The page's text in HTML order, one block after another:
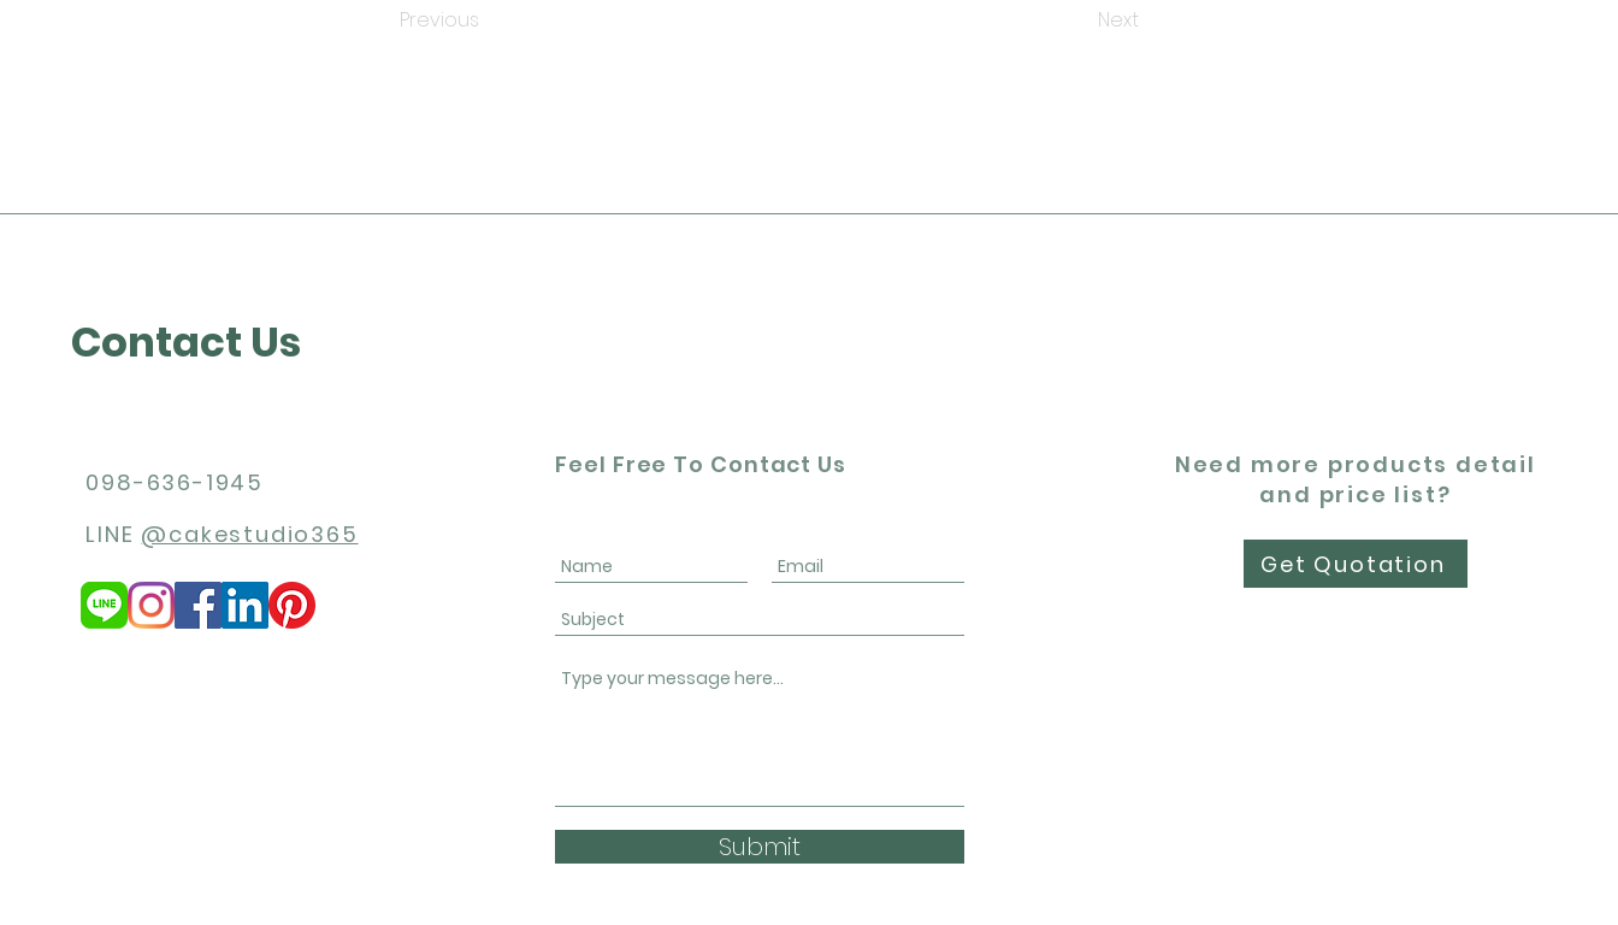
Previous Next
Contact Us
098-636-1945
LINE @cakestudio365
Feel Free To Contact Us
Submit
Need more products detail
and price list?
Get Quotation